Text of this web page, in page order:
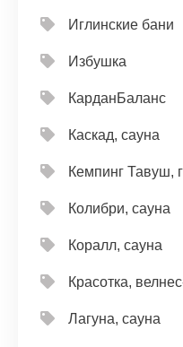
Иглинские бани
Избушка
КарданБаланс
Каскад, сауна
Кемпинг Тавуш,
Колибри, сауна
Коралл, сауна
Красотка,
Лагуна, сауна